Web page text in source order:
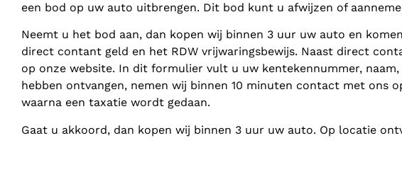
een bod op uw auto uitbrengen. Dit bod kunt u afwijzen of
Neemt u het bod aan, dan kopen wij binnen 3 uur uw auto en
direct contant geld en het RDW vrijwaringsbewijs. Naast direct
op onze website. In dit formulier vult u uw kentekennummer,
hebben ontvangen, nemen wij binnen 10 minuten contact met ons
waarna een taxatie wordt gedaan.
Gaat u akkoord, dan kopen wij binnen 3 uur uw auto. Op locatie